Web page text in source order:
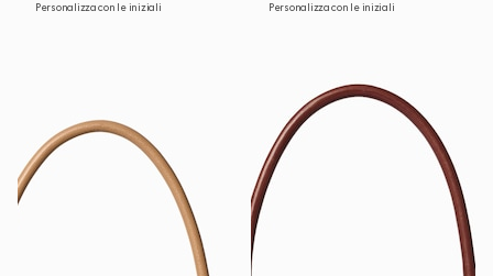
Personalizza con le iniziali Personalizza con le iniziali